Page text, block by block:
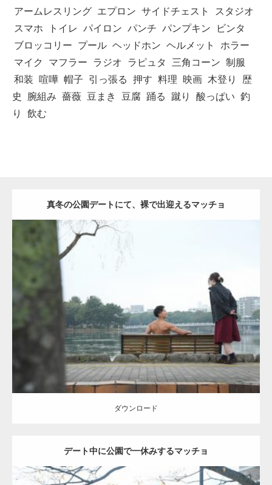
アームレスリング エプロン サイドチェスト
スタジオ
スマホ
トイレ パイロン パンチ パンプキン
ビンタ
ブロッコリー
プール ヘッドホン ヘルメット
ホラー
マイク
マフラー ラジオ ラピュタ 三角コーン 制服
和装
喧嘩 帽子 引っ張る 押す 料理 映画 木登り
歴
史
腕組み 薔薇 豆まき 豆腐 踊る 蹴り 酸っぱい 釣
り
飲む
真冬の公園デートにて、裸で出迎えるマッチョ
公園のマッチョ AKIHITO(細マッチョ) 背中
ダウンロード
ダウンロード
デート中に公園で一休みするマッチョ